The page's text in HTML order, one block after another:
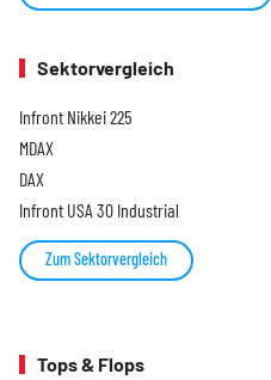
Sektorvergleich
Infront Nikkei 225
MDAX
DAX
Infront USA 30 Industrial
Zum Sektorvergleich
Tops & Flops